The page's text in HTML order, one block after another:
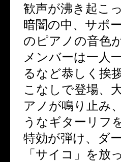
歓声が沸き起こっ
暗闇の中、サポ
のピアノの音色
メンバーは一人
るなど恭しく挨
こなしで登場、
アノが鳴り止み
うなギターリフ
特効が弾け、ダ
「サイコ」を放